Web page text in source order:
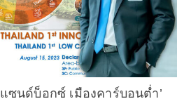
ซนด์บ็อกซ์ เมืองคาร์บอนต่ำ’